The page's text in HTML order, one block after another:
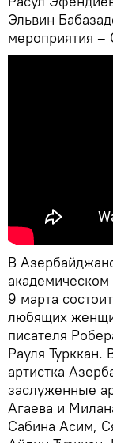
Эльвин
мероприятия
В
9 марта
любящих
писателя
Рауля Турккан.
артистка
заслуженные
Агаева и
Сабина Асим,